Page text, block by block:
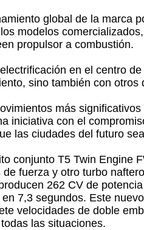
global de la marca
modelos
propulsor a combustión.
en el centro
sino también con otros
más
iniciativa con el
las ciudades del futuro
conjunto T5 Twin Engine
fuerza y otro turbo
262 CV de
7,3 segundos. Este
velocidades de doble
las situaciones.